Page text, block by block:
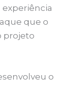
experiência
que o
projeto
o